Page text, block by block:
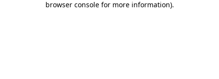
browser console for more information).